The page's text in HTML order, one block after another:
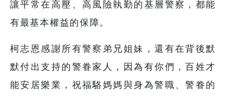
讓平常在高壓、高風險執勤的基層警察，都能
有最基本權益的保障。
柯志恩感謝所有警察弟兄姐妹，還有在背後默
默付出支持的警眷家人，因為有你們，百姓才
能安居樂業，祝福駱媽媽與身為警職、警眷的